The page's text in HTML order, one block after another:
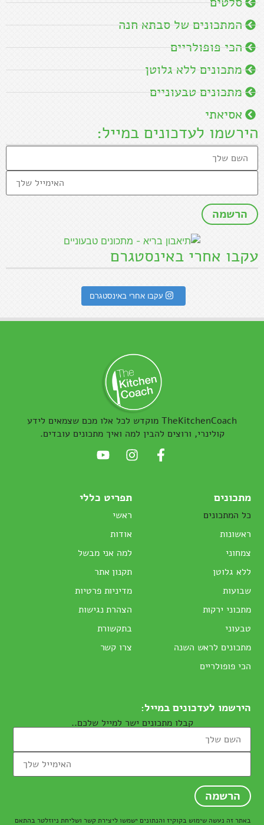
המתכונים של סבתא חנה
הכי פופולריים
מתכונים ללא גלוטן
מתכונים טבעוניים
אסיאתי
הירשמו לעדכונים במייל:
עקבו אחרי באינסטגרם
עקבו אחרי באינסטגרם
TheKitchenCoach מוקדש לכל אלו מכם שצמאים לידע
קולינרי, ורוצים להבין למה ואיך מתכונים עובדים.
מתכונים
כל המתכונים
ראשונות
צמחוני
ללא גלוטן
שבועות
מתכוני ירקות
טבעוני
מתכונים לראש השנה
הכי פופולריים
תפריט כללי
ראשי
אודות
למה אני מבשל
תקנון אתר
מדיניות פרטיות
הצהרת נגישות
בתקשורת
צרו קשר
הירשמו לעדכונים במייל:
קבלו מתכונים ישר למייל שלכם..
באתר זה נעשה שימוש בקוקיז והנתונים ישמשו ליצירת קשר ושליחת ניוזלטר בהתאם